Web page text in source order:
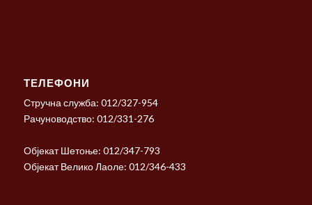
ТЕЛЕФОНИ
Стручна служба: 012/327-954
Рачуноводство: 012/331-276
Објекат Шетоње: 012/347-793
Објекат Велико Лаоле: 012/346-433